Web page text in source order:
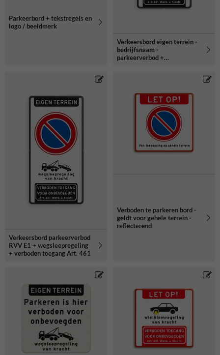
Parkeerbord + tekstregels en
logo / beeldmerk
Verkeersbord eigen terrein -
bedrijfsnaam -
parkeerverbod +
Verkeersbord parkeerverbod
RVV E1 + wegsleepregeling
+ verboden toegang Art. 461
Verboden te parkeren bord -
geldt voor gehele terrein -
reflecterend